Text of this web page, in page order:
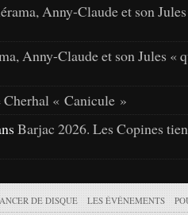
Anny-Claude et son
Anny-Claude et son Jules «
Cherhal « Canicule »
Barjac 2026. Les Copines
DE DISQUE LES ÉVÉNEMENTS